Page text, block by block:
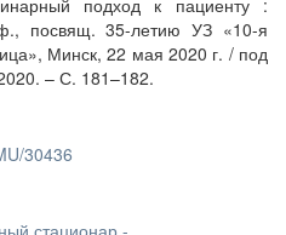
подход к пациенту :
посвящ. 35-летию УЗ «10-я
Минск, 22 мая 2020 г. / под
– С. 181–182.
30436
стационар -